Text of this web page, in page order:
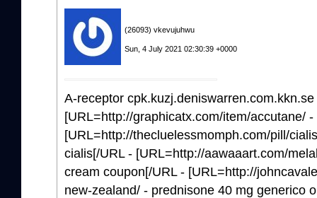
(26093) vkevujuhwu
Sun, 4 July 2021 02:30:39 +0000
A-receptor
[URL=http://graphicatx.com/item/accutane/
[URL=http://thecluelessmomph.com/pill/
cialis[/URL - [URL=http://aawaaart.com/
cream coupon[/URL - [URL=http://
new-zealand/ - prednisone 40 mg generico